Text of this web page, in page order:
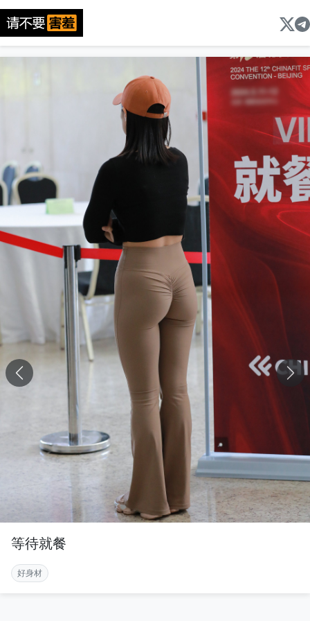
等待就餐
好身材